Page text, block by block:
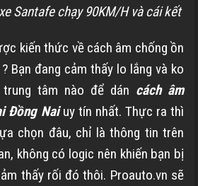
Santafe chạy 90KM/H và cái kết
kiến thức về cách âm chống ồn
Bạn đang cảm thấy lo lắng và ko
tâm nào để dán cách âm
Đồng Nai uy tín nhất. Thực ra thì
chọn đâu, chỉ là thông tin trên
không có logic nên khiến bạn bị
thấy rối đó thôi. Proauto.vn sẽ